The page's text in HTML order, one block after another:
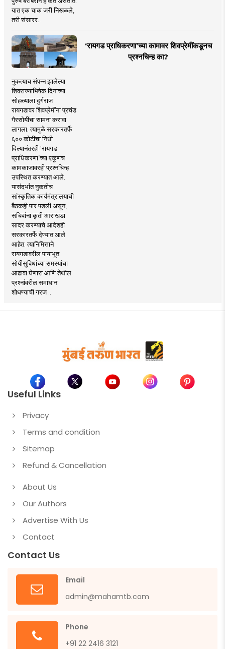
यात एक चाक जरी निखळले,
तरी संसारर..
‘रायगड प्राधिकरणा’च्या कामावर शिवप्रेमींकडूनच
प्रश्नचिन्ह का?
नुकत्याच संपन्न झालेल्या
शिवराज्याभिषेक दिनाच्या
सोहळ्याला दुर्गराज
रायगडावर शिवप्रेमींना प्रचंड
गैरसोयींचा सामना करावा
लागला. त्यामुळे सरकारतर्फे
६०० कोटींचा निधी
दिल्यानंतरही ‘रायगड
प्राधिकरणा’च्या एकूणच
कामकाजावरही प्रश्नचिन्ह
उपस्थित करण्यात आले.
यासंदर्भात नुकतीच
सांस्कृतिक कार्यमंत्रालयाची
बैठकही पार पडली असून,
सचिवांना कृती आराखडा
सादर करण्याचे आदेशही
सरकारतर्फे देण्यात आले
आहेत. त्यानिमित्ताने
रायगडावरील पायाभूत
सोयीसुविधांच्या समस्यांचा
आढावा घेणारा आणि तेथील
प्रश्नांवरील समाधान
शोधण्याची गरज ..
Useful Links
Privacy
Terms and condition
Sitemap
Refund & Cancellation
About Us
Our Authors
Advertise With Us
Contact
Contact Us
Email
admin@mahamtb.com
Phone
+91 22 2416 3121